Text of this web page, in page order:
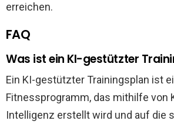
erreichen.
FAQ
Was ist ein KI-gestützter
Ein KI-gestützter Trainingsplan ist
Fitnessprogramm, das mithilfe von
Intelligenz erstellt wird und auf die